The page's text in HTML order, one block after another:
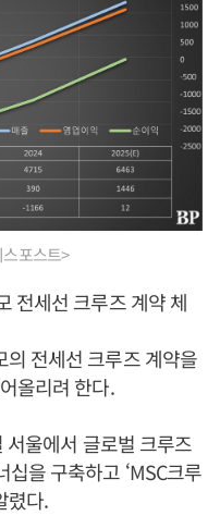
포스트>
전세선 크루즈 계약 체
전세선 크루즈 계약을
올리려 한다.
울에서 글로벌 크루즈
을 구축하고 ‘MSC크루
렸다.